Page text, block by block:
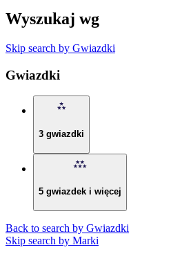
Wyszukaj wg
Skip search by Gwiazdki
Gwiazdki
3 gwiazdki
5 gwiazdek i więcej
Back to search by Gwiazdki
Skip search by Marki